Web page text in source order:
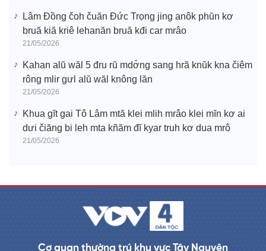
Lâm Đồng čoh čuăn Đức Trọng jing anôk phŭn kơ
bruă kiă kriê lehanăn bruă kđi car mrâo
21/05/2026
Kahan alŭ wăl 5 đru rŭ mdơ̆ng sang hră knŭk kna čiêm
rông mlir gưl alŭ wăl knông lăn
21/05/2026
Khua gĭt gai Tô Lâm mtă klei mlih mrâo klei mĭn kơ ai
dưi čiăng bi leh mta kñăm đĭ kyar truh kơ dua mrô
21/05/2026
Cơ quan thường trú khu vực Tây Nguyên